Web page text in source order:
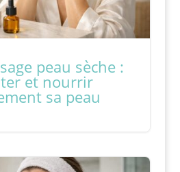
peau sèche :
et nourrir
sa peau